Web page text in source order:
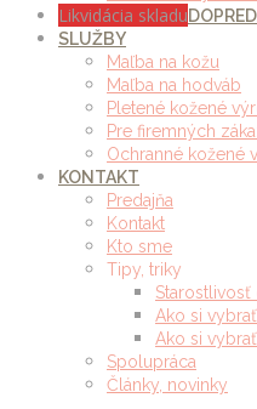
Likvidácia skladu
SLUŽBY
Maľba na kožu
Maľba na hodváb
Pletené kožené
Pre firemných
Ochranné kožené
KONTAKT
Predajňa
Kontakt
Kto sme
Tipy, triky
Starostlivosť
Ako si
Ako si
Spolupráca
Články, novinky